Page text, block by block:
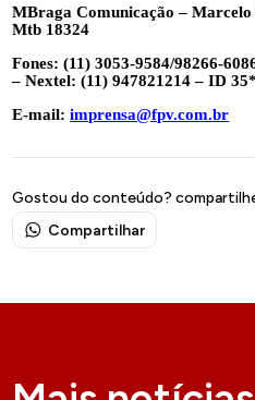
MBraga Comunicação –
Mtb 18324
Fones: (11) 3053-9584/98266-
– Nextel: (11) 947821214 – ID
E-mail:imprensa@fpv.com.br
Gostou do conteúdo?
Compartilhar